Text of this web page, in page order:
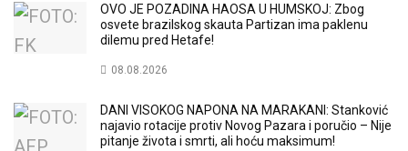
OVO JE POZADINA HAOSA U HUMSKOJ: Zbog
osvete brazilskog skauta Partizan ima paklenu
dilemu pred Hetafe!
08.08.2026
DANI VISOKOG NAPONA NA MARAKANI: Stanković
najavio rotacije protiv Novog Pazara i poručio – Nije
pitanje života i smrti, ali hoću maksimum!